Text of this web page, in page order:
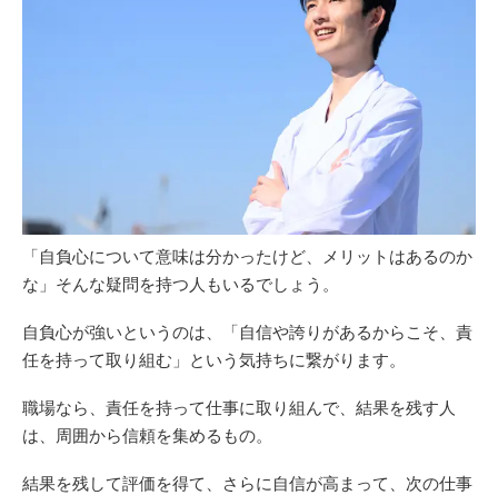
「自負心について意味は分かったけど、メリットはあるのか
な」そんな疑問を持つ人もいるでしょう。
自負心が強いというのは、「自信や誇りがあるからこそ、責
任を持って取り組む」という気持ちに繋がります。
職場なら、責任を持って仕事に取り組んで、結果を残す人
は、周囲から信頼を集めるもの。
結果を残して評価を得て、さらに自信が高まって、次の仕事